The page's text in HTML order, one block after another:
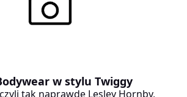
w stylu Twiggy
tak naprawdę Lesley Hornby,